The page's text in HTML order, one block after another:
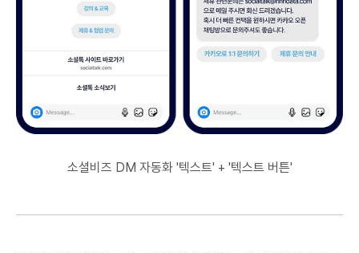
소셜비즈 DM 자동화 '텍스트' + '텍스트 버튼'